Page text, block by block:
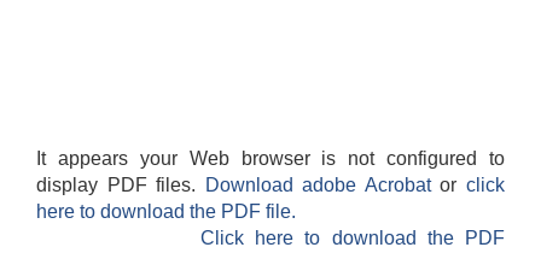
It appears your Web browser is not configured to
display PDF files.
Download adobe Acrobatorclick
here to download the PDF file.
Click here to download the PDF